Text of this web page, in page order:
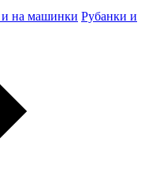
и на машинки Рубанки и